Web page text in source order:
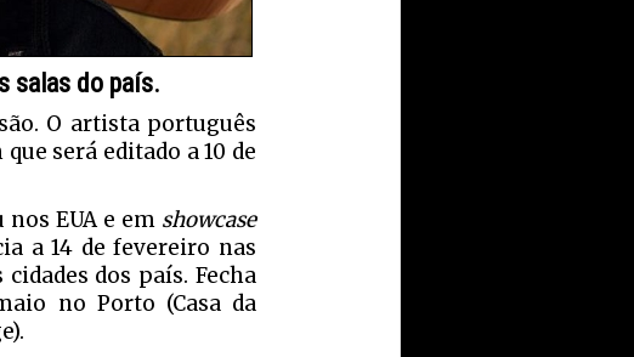
salas do país.
O artista português
que será editado a 10 de
EUA e em showcase
a 14 de fevereiro nas
dos país. Fecha
no Porto (Casa da